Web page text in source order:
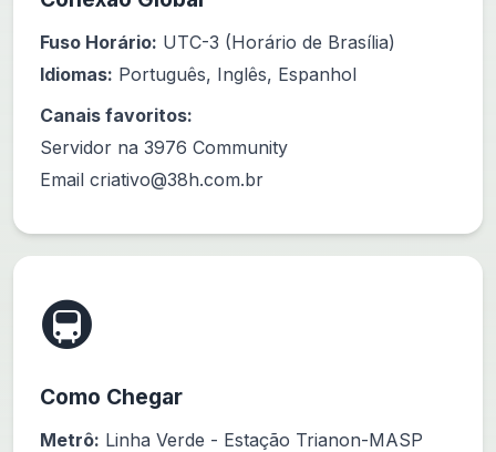
Fuso Horário: UTC-3 (Horário de Brasília)
Idiomas: Português, Inglês, Espanhol
Canais favoritos:
Servidor na 3976 Community
Email criativo@38h.com.br
🚇
Como Chegar
Metrô: Linha Verde - Estação Trianon-MASP